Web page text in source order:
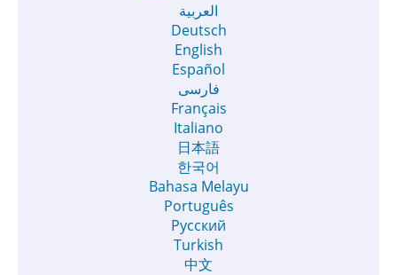
العربية
Deutsch
English
Español
فارسی
Français
Italiano
日本語
한국어
Bahasa Melayu
Português
Русский
Turkish
中文